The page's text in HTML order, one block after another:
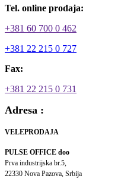
Tel. online prodaja:
+381 60 700 0 462
+381 22 215 0 727
Fax:
+381 22 215 0 731
Adresa :
VELEPRODAJA
PULSE OFFICE doo
Prva industrijska br.5,
22330 Nova Pazova, Srbija